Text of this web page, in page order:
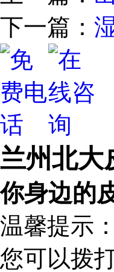
下一篇：
兰州北大
你身边的
温馨提示
您可以拨